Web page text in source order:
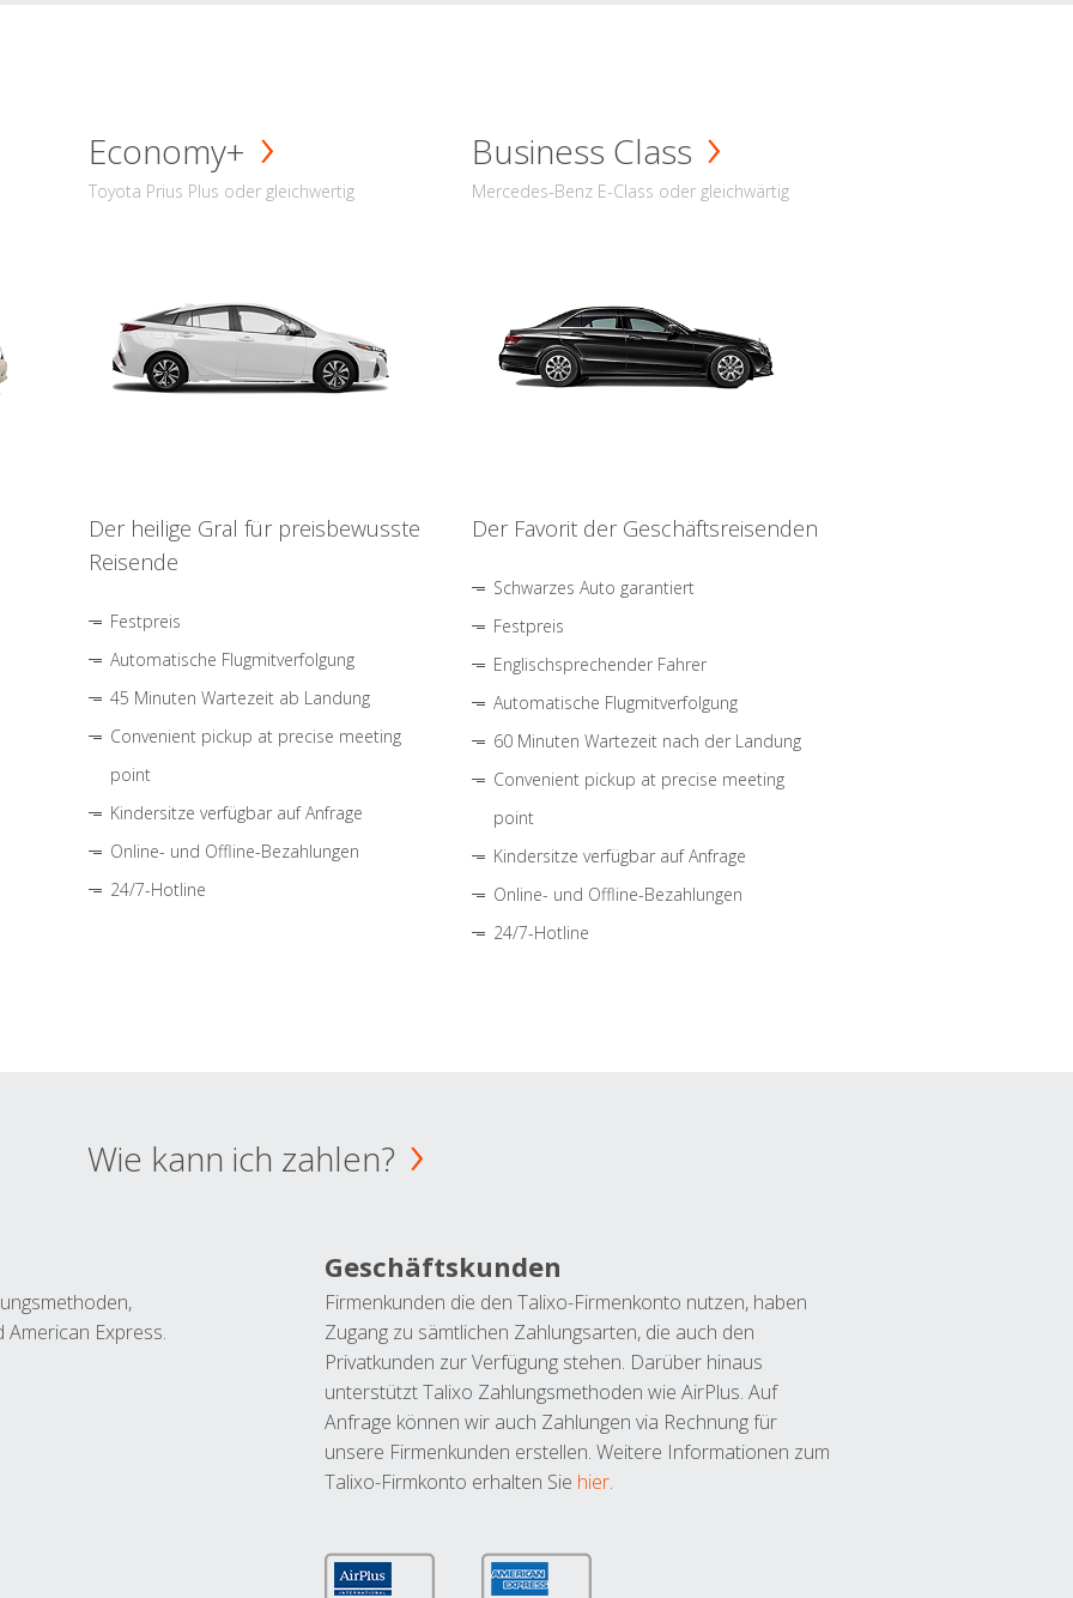
Economy+
Toyota Prius Plus oder gleichwertig
Der heilige Gral für preisbewusste
Reisende
Festpreis
Automatische Flugmitverfolgung
45 Minuten Wartezeit ab Landung
Convenient pickup at precise meeting
point
Kindersitze verfügbar auf Anfrage
Online- und Offline-Bezahlungen
24/7-Hotline
Business Class
Mercedes-Benz E-Class oder gleichwärtig
Der Favorit der Geschäftsreisenden
Schwarzes Auto garantiert
Festpreis
Englischsprechender Fahrer
Automatische Flugmitverfolgung
60 Minuten Wartezeit nach der Landung
Convenient pickup at precise meeting
point
Kindersitze verfügbar auf Anfrage
Online- und Offline-Bezahlungen
24/7-Hotline
Wie kann ich zahlen?
American Express.
Geschäftskunden
Firmenkunden die den Talixo-Firmenkonto nutzen, haben
Zugang zu sämtlichen Zahlungsarten, die auch den
Privatkunden zur Verfügung stehen. Darüber hinaus
unterstützt Talixo Zahlungsmethoden wie AirPlus. Auf
Anfrage können wir auch Zahlungen via Rechnung für
unsere Firmenkunden erstellen. Weitere Informationen zum
Talixo-Firmkonto erhalten Sie hier.